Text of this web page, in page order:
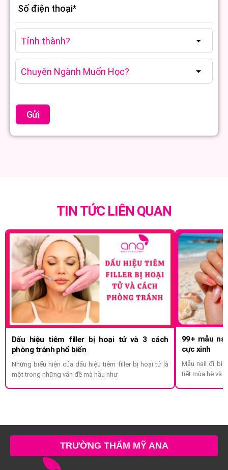
TIN TỨC LIÊN QUAN
Dấu hiệu tiêm filler bị hoại tử và 3 cách
phòng tránh phổ biến
Những biểu hiện của dấu hiệu tiêm filler bị hoại tử là
một trong những vấn đề mà hầu như
99+ mẫu
cực xinh
Mẫu nail đi
tiết mùa hè và
TRƯỜNG THẨM MỸ ANA